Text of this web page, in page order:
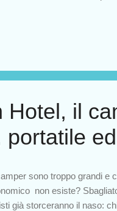
pensiamo. Come si
è un buon punto di
strada e accorgersi del
sempre a manovre di
in Inghilterra,
Hotel, il
portatile
sono troppo grandi e
non esiste?
già storceranno il naso: